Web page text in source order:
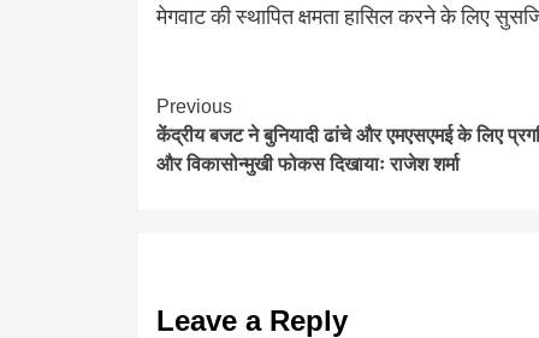
मेगवाट की स्‍थापित क्षमता हासिल करने के लिए
Continue
Reading
Previous
केंद्रीय बजट ने बुनियादी ढांचे और एमएसएमई के लिए
और विकासोन्मुखी फोकस दिखायाः राजेश शर्मा
Leave a Reply